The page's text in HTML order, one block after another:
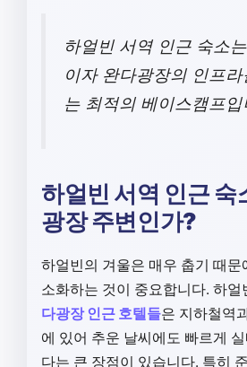
하얼빈 서역 인근 숙소
이자 완다광장의 인프
는 최적의 베이스캠프입
하얼빈 서역 인근 숙
광장 주변인가?
하얼빈의 겨울은 매우 춥기 때문
소화하는 것이 중요합니다. 하얼
다광장 인근 호텔들은 지하철역
에 있어 추운 날씨에도 빠르게
다는 큰 장점이 있습니다. 특히